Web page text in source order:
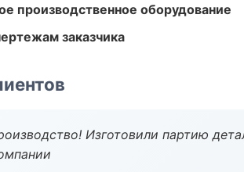
производственное оборудование
заказчика
Изготовили партию